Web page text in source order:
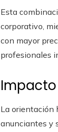
Esta
corporativo,
con mayor
profesionales
La orientación
anunciantes y